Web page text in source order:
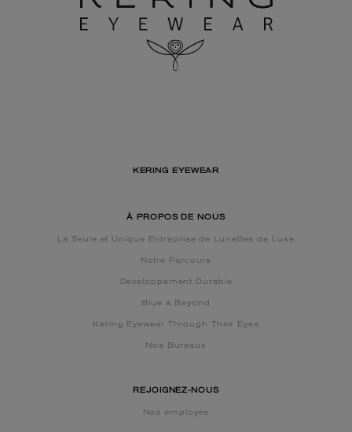
KERING EYEWEAR
À PROPOS DE NOUS
La Seule et Unique Entreprise de Lunettes de Luxe
Notre Parcours
Développement Durable
Blue & Beyond
Kering Eyewear Through Their Eyes
Nos Bureaux
REJOIGNEZ-NOUS
Nos employés